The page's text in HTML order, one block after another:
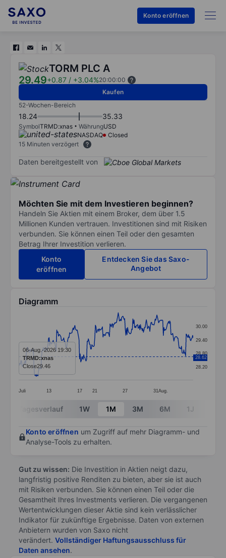
Konto eröffnen
TORM PLC A
29.49+0.87 / +3.04%20:00:00
Kaufen
52-Wochen-Bereich
18.24 35.33
SymbolTRMD:xnas WährungUSD
NASDAQ
Closed
15 Minuten verzögert
Daten bereitgestellt von
Möchten Sie mit dem Investieren beginnen?
Handeln Sie Aktien mit einem Broker, dem über 1.5
Millionen Kunden vertrauen. Investitionen sind mit Risiken
verbunden. Sie können einen Teil oder den gesamten
Betrag Ihrer Investition verlieren.
Konto
eröffnen
Entdecken Sie das Saxo-
Angebot
Diagramm
Line chart with 299 data points.
The chart has 1 X axis displaying categories.
The chart has 1 Y axis displaying values. Data
Juli 13 17 21 27 31 Aug.
28.20
28.80
29.40
30.00
28.62
06-Aug.-2026 19:30
TRMD:xnas
Close29.46
End of interactive chart.
Tagesverlauf 1W 1M 3M 6M 1J
Konto eröffnen um Zugriff auf mehr Diagramm- und
Analyse-Tools zu erhalten.
Gut zu wissen: Die Investition in Aktien neigt dazu,
langfristig positive Renditen zu bieten, aber sie ist auch
mit Risiken verbunden. Sie können einen Teil oder die
Gesamtheit Ihres Investments verlieren. Die vergangenen
Wertentwicklungen dieser Aktie sind kein verlässlicher
Indikator für zukünftige Ergebnisse. Daten von externen
Anbietern wurden von Saxo nicht
verändert. Vollständiger Haftungsausschluss für
Daten ansehen.